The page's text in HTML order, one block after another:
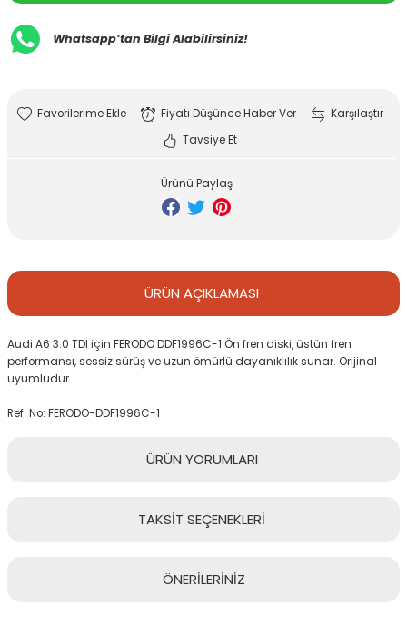
Whatsapp’tan Bilgi Alabilirsiniz!
Fiyatı Düşünce Haber Ver
Karşılaştır
Tavsiye Et
Ürünü Paylaş
ÜRÜN AÇIKLAMASI
Audi A6 3.0 TDI için FERODO DDF1996C-1 Ön fren diski, üstün fren
performansı, sessiz sürüş ve uzun ömürlü dayanıklılık sunar. Orijinal
uyumludur.
Ref. No: FERODO-DDF1996C-1
ÜRÜN YORUMLARI
TAKSİT SEÇENEKLERİ
ÖNERİLERİNİZ